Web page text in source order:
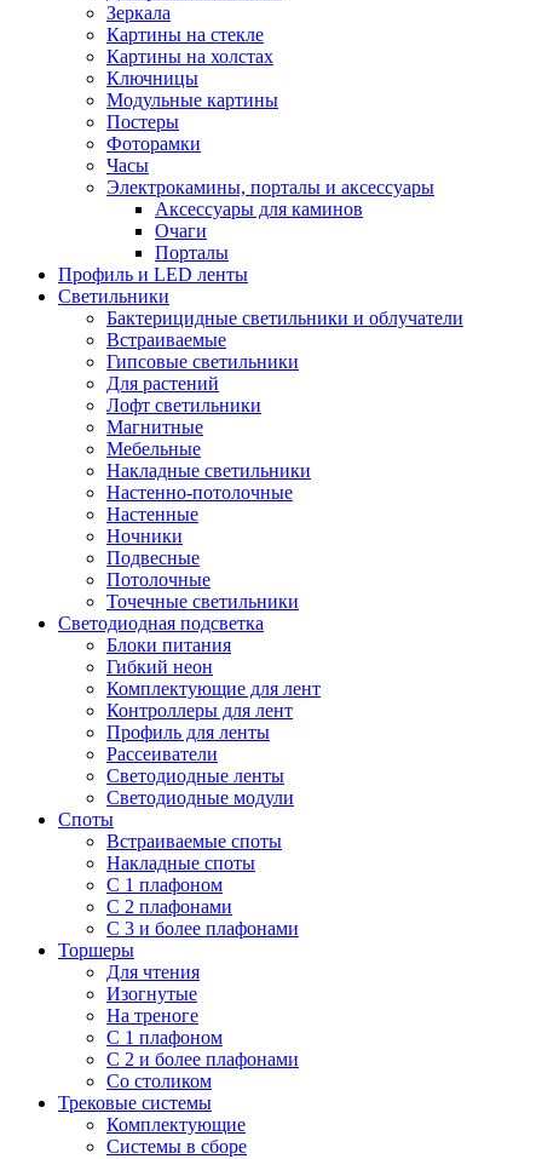
Зеркала
Картины на стекле
Картины на холстах
Ключницы
Модульные картины
Постеры
Фоторамки
Часы
Электрокамины, порталы и аксессуары
Аксессуары для каминов
Очаги
Порталы
Профиль и LED ленты
Светильники
Бактерицидные светильники и облучатели
Встраиваемые
Гипсовые светильники
Для растений
Лофт светильники
Магнитные
Мебельные
Накладные светильники
Настенно-потолочные
Настенные
Ночники
Подвесные
Потолочные
Точечные светильники
Светодиодная подсветка
Блоки питания
Гибкий неон
Комплектующие для лент
Контроллеры для лент
Профиль для ленты
Рассеиватели
Светодиодные ленты
Светодиодные модули
Споты
Встраиваемые споты
Накладные споты
С 1 плафоном
С 2 плафонами
С 3 и более плафонами
Торшеры
Для чтения
Изогнутые
На треноге
С 1 плафоном
С 2 и более плафонами
Со столиком
Трековые системы
Комплектующие
Системы в сборе